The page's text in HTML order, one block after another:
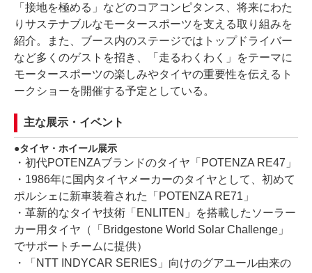
「接地を極める」などのコアコンピタンス、将来にわた
りサステナブルなモータースポーツを支える取り組みを
紹介。また、ブース内のステージではトップドライバー
など多くのゲストを招き、「走るわくわく」をテーマに
モータースポーツの楽しみやタイヤの重要性を伝えるト
ークショーを開催する予定としている。
主な展示・イベント
タイヤ・ホイール展示
・初代POTENZAブランドのタイヤ「POTENZA RE47」
・1986年に国内タイヤメーカーのタイヤとして、初めて
ポルシェに新車装着された「POTENZA RE71」
・革新的なタイヤ技術「ENLITEN」を搭載したソーラー
カー用タイヤ（「Bridgestone World Solar Challenge」
でサポートチームに提供）
・「NTT INDYCAR SERIES」向けのグアユール由来の